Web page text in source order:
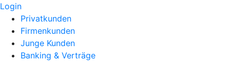
Login
Privatkunden
Firmenkunden
Junge Kunden
Banking & Verträge